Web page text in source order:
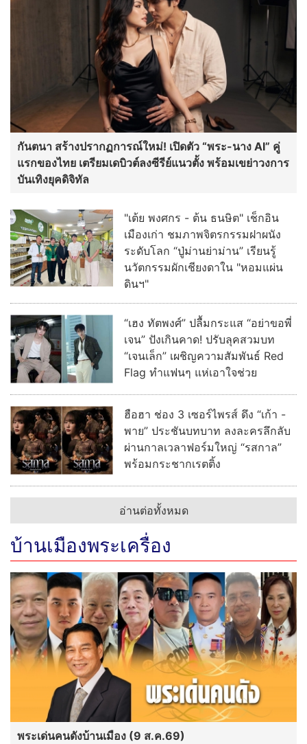
กันตนา สร้างปรากฏการณ์ใหม่! เปิดตัว “พระ-นาง AI” คู่
แรกของไทย เตรียมเดบิวต์ลงซีรีย์แนวตั้ง พร้อมเขย่าวงการ
บันเทิงยุคดิจิทัล
"เต้ย พงศกร - ต้น ธนษิต" เช็กอิน
เมืองเก่า ชมภาพจิตรกรรมฝาผนัง
ระดับโลก “ปู่ม่านย่าม่าน” เรียนรู้
นวัตกรรมผักเชียงดาใน "หอมแผ่น
ดินฯ"
“เฮง ทัตพงศ์” ปลื้มกระแส “อย่าขอพี่
เจน” ปังเกินคาด! ปรับลุคสวมบท
“เจนเล็ก” เผชิญความสัมพันธ์ Red
Flag ทำแฟนๆ แห่เอาใจช่วย
ฮือฮา ช่อง 3 เซอร์ไพรส์ ดึง “เก้า -
พาย” ประชันบทบาท ลงละครลึกลับ
ผ่านกาลเวลาฟอร์มใหญ่ “รสกาล”
พร้อมกระชากเรตติ้ง
อ่านต่อทั้งหมด
บ้านเมืองพระเครื่อง
พระเด่นคนดังบ้านเมือง (9 ส.ค.69)